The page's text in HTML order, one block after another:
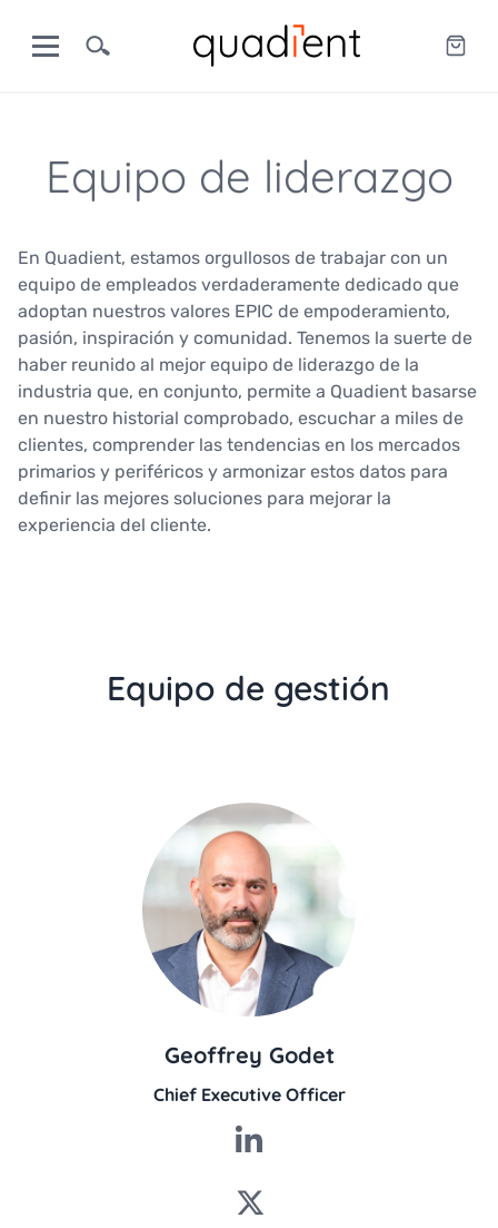
Equipo de liderazgo
En Quadient, estamos orgullosos de trabajar con un
equipo de empleados verdaderamente dedicado que
adoptan nuestros valores EPIC de empoderamiento,
pasión, inspiración y comunidad. Tenemos la suerte de
haber reunido al mejor equipo de liderazgo de la
industria que, en conjunto, permite a Quadient basarse
en nuestro historial comprobado, escuchar a miles de
clientes, comprender las tendencias en los mercados
primarios y periféricos y armonizar estos datos para
definir las mejores soluciones para mejorar la
experiencia del cliente.
Equipo de gestión
Geoffrey Godet
Chief Executive Officer